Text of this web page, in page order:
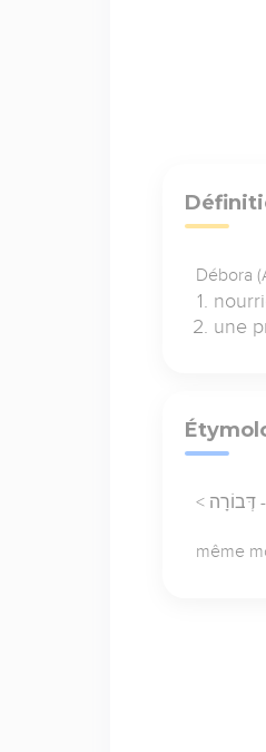
Débora
une
- דְּבוֹרָה
même